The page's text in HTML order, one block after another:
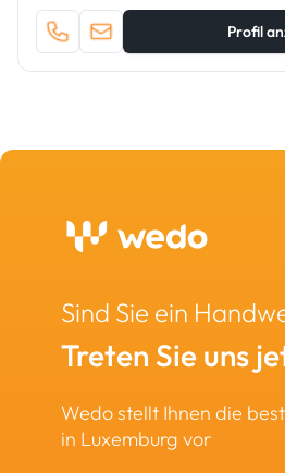
Profil
Sind Sie ein
Treten Sie uns
Wedo stellt Ihnen die
in Luxemburg vor